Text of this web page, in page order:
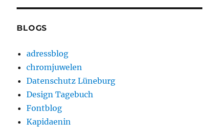
BLOGS
adressblog
chromjuwelen
Datenschutz Lüneburg
Design Tagebuch
Fontblog
Kapidaenin